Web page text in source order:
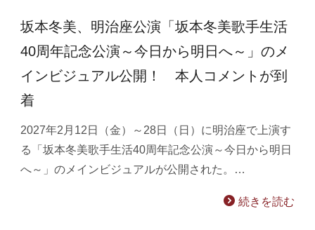
坂本冬美、明治座公演「坂本冬美歌手生活
40周年記念公演～今日から明日へ～」のメ
インビジュアル公開！ 本人コメントが到
着
2027年2月12日（金）～28日（日）に明治座で上演す
る「坂本冬美歌手生活40周年記念公演～今日から明日
へ～」のメインビジュアルが公開された。…
続きを読む